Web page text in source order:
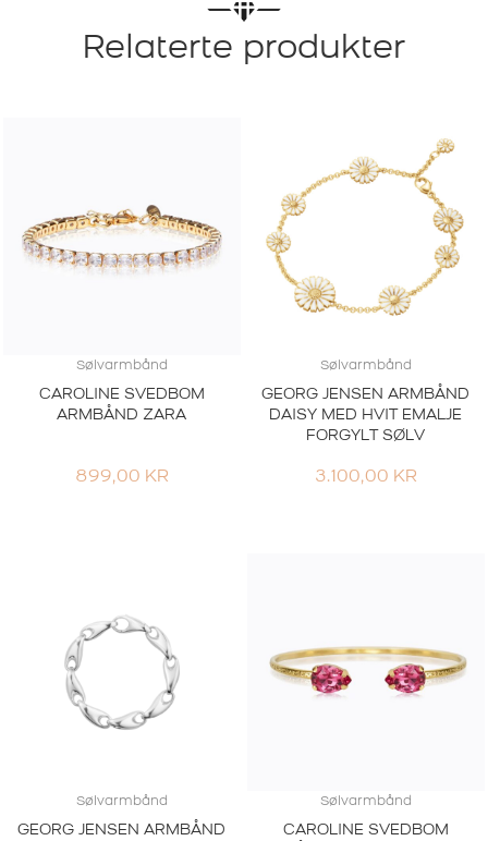
Relaterte produkter
Sølvarmbånd
CAROLINE SVEDBOM
ARMBÅND ZARA
899,00 KR
Sølvarmbånd
GEORG JENSEN ARMBÅND
DAISY MED HVIT EMALJE
FORGYLT SØLV
3.100,00 KR
Sølvarmbånd
GEORG JENSEN ARMBÅND
Sølvarmbånd
CAROLINE SVEDBOM